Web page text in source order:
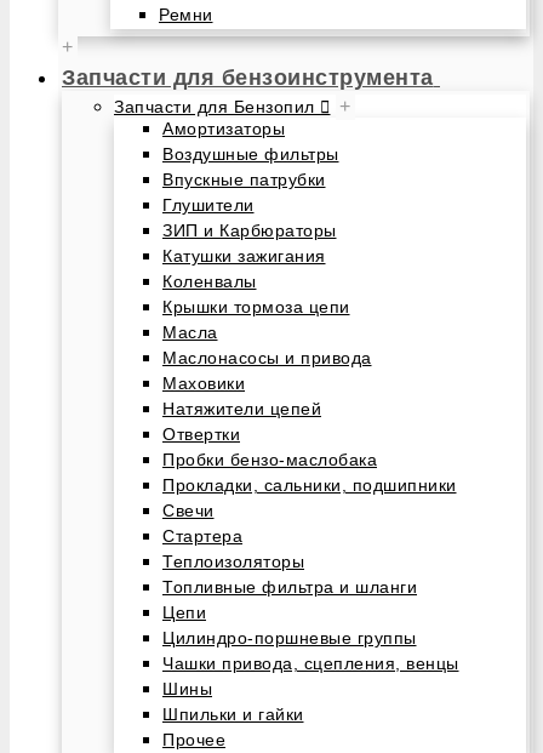
Ремни
+
Запчасти для бензоинструмента
Запчасти для Бензопил +
Амортизаторы
Воздушные фильтры
Впускные патрубки
Глушители
ЗИП и Карбюраторы
Катушки зажигания
Коленвалы
Крышки тормоза цепи
Масла
Маслонасосы и привода
Маховики
Натяжители цепей
Отвертки
Пробки бензо-маслобака
Прокладки, сальники, подшипники
Свечи
Стартера
Теплоизоляторы
Топливные фильтра и шланги
Цепи
Цилиндро-поршневые группы
Чашки привода, сцепления, венцы
Шины
Шпильки и гайки
Прочее